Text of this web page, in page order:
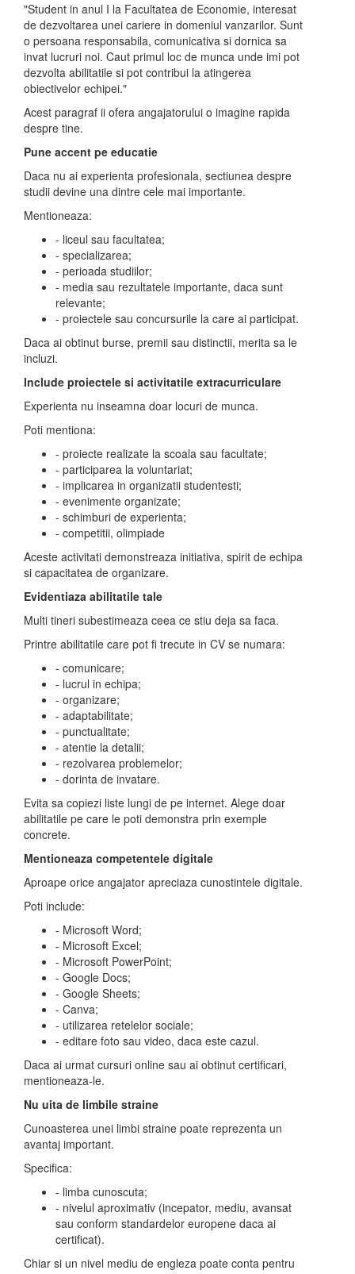
"Student in anul I la Facultatea de Economie, interesat
de dezvoltarea unei cariere in domeniul vanzarilor. Sunt
o persoana responsabila, comunicativa si dornica sa
invat lucruri noi. Caut primul loc de munca unde imi pot
dezvolta abilitatile si pot contribui la atingerea
obiectivelor echipei."
Acest paragraf ii ofera angajatorului o imagine rapida
despre tine.
Pune accent pe educatie
Daca nu ai experienta profesionala, sectiunea despre
studii devine una dintre cele mai importante.
Mentioneaza:
- liceul sau facultatea;
- specializarea;
- perioada studiilor;
- media sau rezultatele importante, daca sunt
relevante;
- proiectele sau concursurile la care ai participat.
Daca ai obtinut burse, premii sau distinctii, merita sa le
incluzi.
Include proiectele si activitatile extracurriculare
Experienta nu inseamna doar locuri de munca.
Poti mentiona:
- proiecte realizate la scoala sau facultate;
- participarea la voluntariat;
- implicarea in organizatii studentesti;
- evenimente organizate;
- schimburi de experienta;
- competitii, olimpiade
Aceste activitati demonstreaza initiativa, spirit de echipa
si capacitatea de organizare.
Evidentiaza abilitatile tale
Multi tineri subestimeaza ceea ce stiu deja sa faca.
Printre abilitatile care pot fi trecute in CV se numara:
- comunicare;
- lucrul in echipa;
- organizare;
- adaptabilitate;
- punctualitate;
- atentie la detalii;
- rezolvarea problemelor;
- dorinta de invatare.
Evita sa copiezi liste lungi de pe internet. Alege doar
abilitatile pe care le poti demonstra prin exemple
concrete.
Mentioneaza competentele digitale
Aproape orice angajator apreciaza cunostintele digitale.
Poti include:
- Microsoft Word;
- Microsoft Excel;
- Microsoft PowerPoint;
- Google Docs;
- Google Sheets;
- Canva;
- utilizarea retelelor sociale;
- editare foto sau video, daca este cazul.
Daca ai urmat cursuri online sau ai obtinut certificari,
mentioneaza-le.
Nu uita de limbile straine
Cunoasterea unei limbi straine poate reprezenta un
avantaj important.
Specifica:
- limba cunoscuta;
- nivelul aproximativ (incepator, mediu, avansat
sau conform standardelor europene daca ai
certificat).
Chiar si un nivel mediu de engleza poate conta pentru